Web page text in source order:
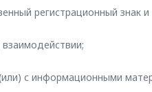
регистрационный знак и
с информационными